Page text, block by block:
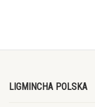
LIGMINCHA POLSKA